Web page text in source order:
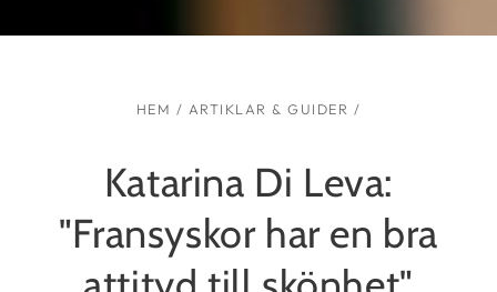
HEM / ARTIKLAR & GUIDER /
Katarina Di Leva:
"Fransyskor har en bra